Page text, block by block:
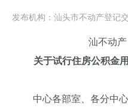
发布机构： 汕头市不动产登记
汕不动
关于试行住房公积金
中心各部室、各分中心